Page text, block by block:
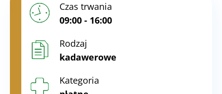
Czas trwania
09:00 - 16:00
Rodzaj
kadawerowe
Kategoria